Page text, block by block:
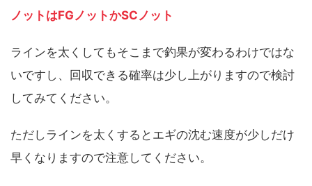
ノットはFGノットかSCノット
ラインを太くしてもそこまで釣果が変わるわけではな
いですし、回収できる確率は少し上がりますので検討
してみてください。
ただしラインを太くするとエギの沈む速度が少しだけ
早くなりますので注意してください。